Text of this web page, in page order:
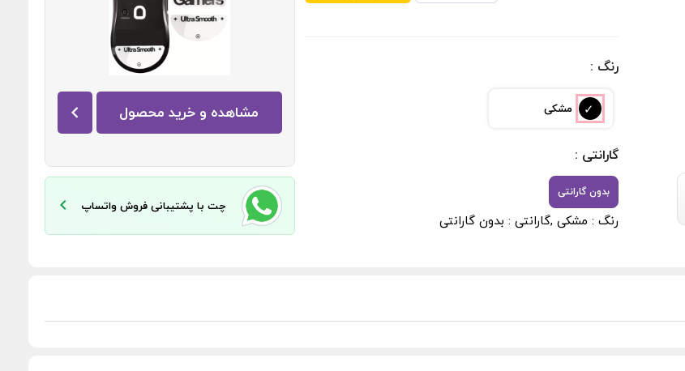
مشاهده و خرید محصول
چت با پشتیبانی فروش واتساپ
: رنگ
مشکی
: گارانتی
بدون گارانتی
رنگ : مشکی ,گارانتی : بدون گارانتی